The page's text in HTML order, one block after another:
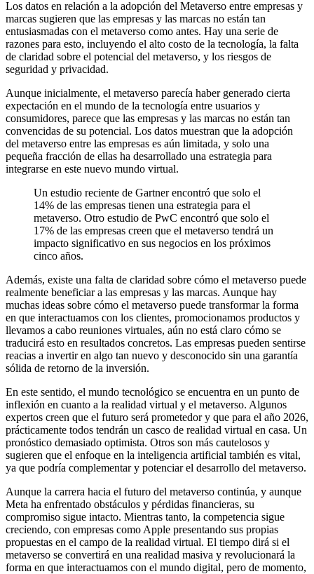
Los datos en relación a la adopción del Metaverso entre empresas y
marcas sugieren que las empresas y las marcas no están tan
entusiasmadas con el metaverso como antes. Hay una serie de
razones para esto, incluyendo el alto costo de la tecnología, la falta
de claridad sobre el potencial del metaverso, y los riesgos de
seguridad y privacidad.
Aunque inicialmente, el metaverso parecía haber generado cierta
expectación en el mundo de la tecnología entre usuarios y
consumidores, parece que las empresas y las marcas no están tan
convencidas de su potencial. Los datos muestran que la adopción
del metaverso entre las empresas es aún limitada, y solo una
pequeña fracción de ellas ha desarrollado una estrategia para
integrarse en este nuevo mundo virtual.
Un estudio reciente de Gartner encontró que solo el
14% de las empresas tienen una estrategia para el
metaverso. Otro estudio de PwC encontró que solo el
17% de las empresas creen que el metaverso tendrá un
impacto significativo en sus negocios en los próximos
cinco años.
Además, existe una falta de claridad sobre cómo el metaverso puede
realmente beneficiar a las empresas y las marcas. Aunque hay
muchas ideas sobre cómo el metaverso puede transformar la forma
en que interactuamos con los clientes, promocionamos productos y
llevamos a cabo reuniones virtuales, aún no está claro cómo se
traducirá esto en resultados concretos. Las empresas pueden sentirse
reacias a invertir en algo tan nuevo y desconocido sin una garantía
sólida de retorno de la inversión.
En este sentido, el mundo tecnológico se encuentra en un punto de
inflexión en cuanto a la realidad virtual y el metaverso. Algunos
expertos creen que el futuro será prometedor y que para el año 2026,
prácticamente todos tendrán un casco de realidad virtual en casa. Un
pronóstico demasiado optimista. Otros son más cautelosos y
sugieren que el enfoque en la inteligencia artificial también es vital,
ya que podría complementar y potenciar el desarrollo del metaverso.
Aunque la carrera hacia el futuro del metaverso continúa, y aunque
Meta ha enfrentado obstáculos y pérdidas financieras, su
compromiso sigue intacto. Mientras tanto, la competencia sigue
creciendo, con empresas como Apple presentando sus propias
propuestas en el campo de la realidad virtual. El tiempo dirá si el
metaverso se convertirá en una realidad masiva y revolucionará la
forma en que interactuamos con el mundo digital, pero de momento,